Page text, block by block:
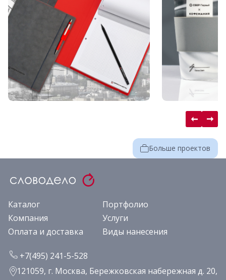
Больше проектов
Каталог
Портфолио
Компания
Услуги
Оплата и доставка
Виды нанесения
+7(495) 241-5-528
121059, г. Москва, Бережковская набережная д. 20,